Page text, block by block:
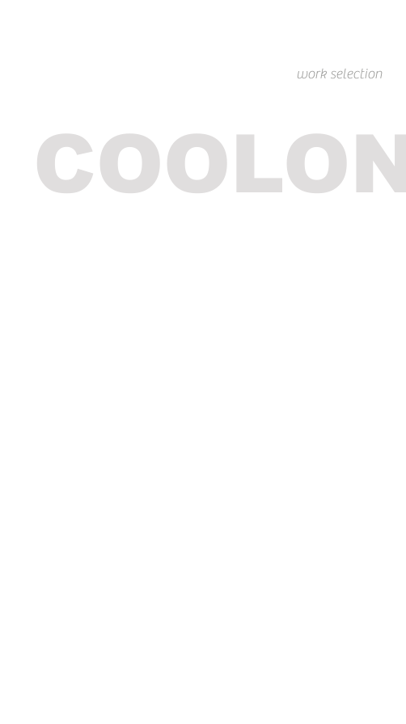
work selection